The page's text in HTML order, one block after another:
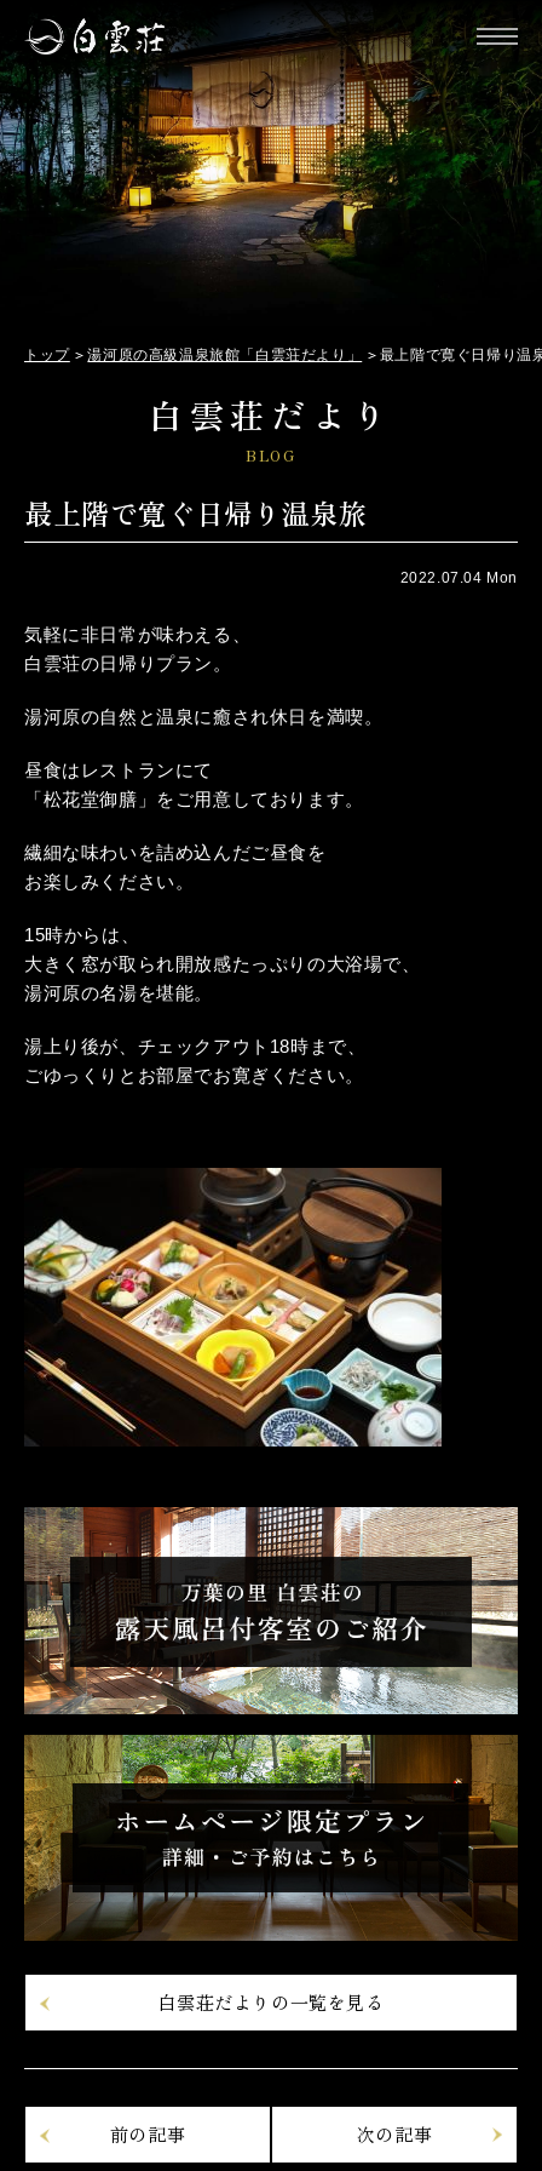
トップ 湯河原の高級温泉旅館「白雲荘だより」 最上階で寛ぐ日帰り温
白雲荘だより
BLOG
最上階で寛ぐ日帰り温泉旅
2022.07.04 Mon
気軽に非日常が味わえる、
白雲荘の日帰りプラン。
湯河原の自然と温泉に癒され休日を満喫。
昼食はレストランにて
「松花堂御膳」をご用意しております。
繊細な味わいを詰め込んだご昼食を
お楽しみください。
15時からは、
大きく窓が取られ開放感たっぷりの大浴場で、
湯河原の名湯を堪能。
湯上り後が、チェックアウト18時まで、
ごゆっくりとお部屋でお寛ぎください。
白雲荘だよりの一覧を見る